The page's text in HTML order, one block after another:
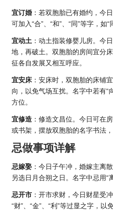
宜订婚 ：若双胞胎已有婚约，今
可加入“合”、“和”、“同”等字，如
宜动土 ：动土指装修婴儿房。今
地，再破土。双胞胎的房间宜分
征各自发展又相互呼应。
宜安床 ：安床时，双胞胎的床铺
向，以免气场互扰。名字中若有“
方位。
宜修造 ：修造文昌位。今日可在
或书架，摆放双胞胎的名字书法，
忌做事项详解
忌嫁娶 ：今日子午冲，婚嫁主离
另选日月合朔之日。名字中忌用“离
忌开市 ：开市求财，今日财星受
“财”、“金”、“利”等过显之字，以